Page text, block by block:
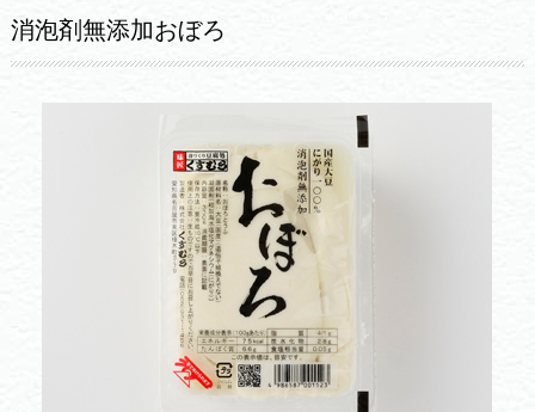
消泡剤無添加おぼろ